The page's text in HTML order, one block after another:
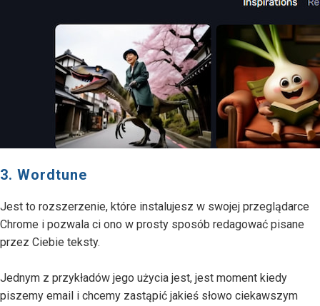
3. Wordtune
Jest to rozszerzenie, które instalujesz w swojej przeglądarce
Chrome i pozwala ci ono w prosty sposób redagować pisane
przez Ciebie teksty.
Jednym z przykładów jego użycia jest, jest moment kiedy
piszemy email i chcemy zastąpić jakieś słowo ciekawszym